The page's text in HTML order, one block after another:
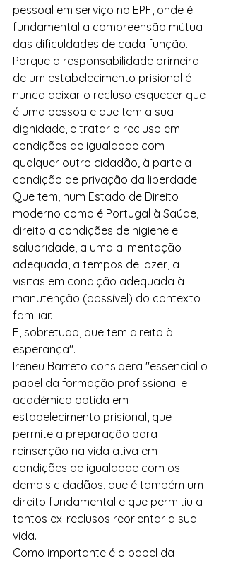
pessoal em serviço no EPF, onde é
fundamental a compreensão mútua
das dificuldades de cada função.
Porque a responsabilidade primeira
de um estabelecimento prisional é
nunca deixar o recluso esquecer que
é uma pessoa e que tem a sua
dignidade, e tratar o recluso em
condições de igualdade com
qualquer outro cidadão, à parte a
condição de privação da liberdade.
Que tem, num Estado de Direito
moderno como é Portugal à Saúde,
direito a condições de higiene e
salubridade, a uma alimentação
adequada, a tempos de lazer, a
visitas em condição adequada à
manutenção (possível) do contexto
familiar.
E, sobretudo, que tem direito à
esperança".
Ireneu Barreto considera "essencial o
papel da formação profissional e
académica obtida em
estabelecimento prisional, que
permite a preparação para
reinserção na vida ativa em
condições de igualdade com os
demais cidadãos, que é também um
direito fundamental e que permitiu a
tantos ex-reclusos reorientar a sua
vida.
Como importante é o papel da